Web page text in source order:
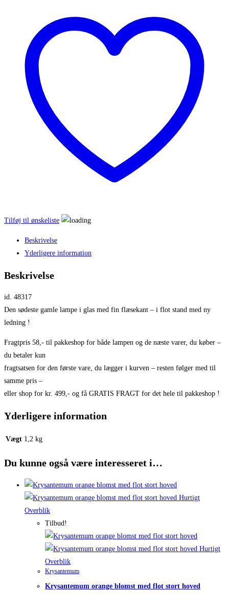
stofledning
Tilføj til ønskeliste
Beskrivelse
Yderligere information
Beskrivelse
id. 48317
Den sødeste gamle lampe i glas med fin flæsekant – i flot stand med ny
ledning !
Fragtpris 58,- til pakkeshop for både lampen og de næste varer, du køber –
du betaler kun
fragtsatsen for den første vare, du lægger i kurven – resten følger med til
samme pris –
eller shop for kr. 499,- og få GRATIS FRAGT for det hele til pakkeshop !
Yderligere information
Vægt 1,2 kg
Du kunne også være interesseret i…
Hurtigt
Overblik
Tilbud!
Hurtigt
Overblik
Krysantemum
Krysantemum orange blomst med flot stort hoved